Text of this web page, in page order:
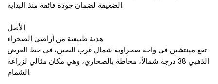
الضعيفة لضمان جودة فائقة منذ البداية.
الأصل
هدية طبيعية من أراضي الصحراء
تقع مينتشين في واحة صحراوية شمال غرب الصين، في خط العرض
الذهبي 38 درجة شمالاً، محاطة بالصحاري، وهي مكان مثالي لزراعة
الشمام.